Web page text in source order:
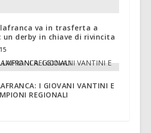
va in trasferta a
un derby in chiave di rivincita
I GIOVANI VANTINI E
REGIONALI